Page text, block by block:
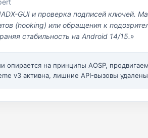
GUI и проверка подписей ключей.
(hooking) или обращения к
стабильность на Android 14/15.»
опирается на принципы AOSP,
v3 активна, лишние API-вызовы